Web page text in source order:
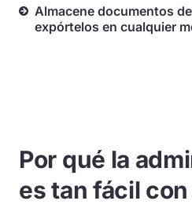
Almacene documentos
expórtelos en cualquier
Por qué la
es tan fácil